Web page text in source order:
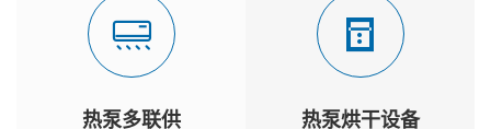
热泵多联供 热泵烘干设备